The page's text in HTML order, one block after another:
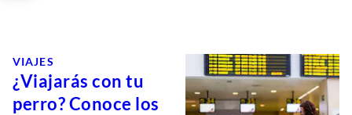
VIAJES
¿Viajarás con tu
perro? Conoce los